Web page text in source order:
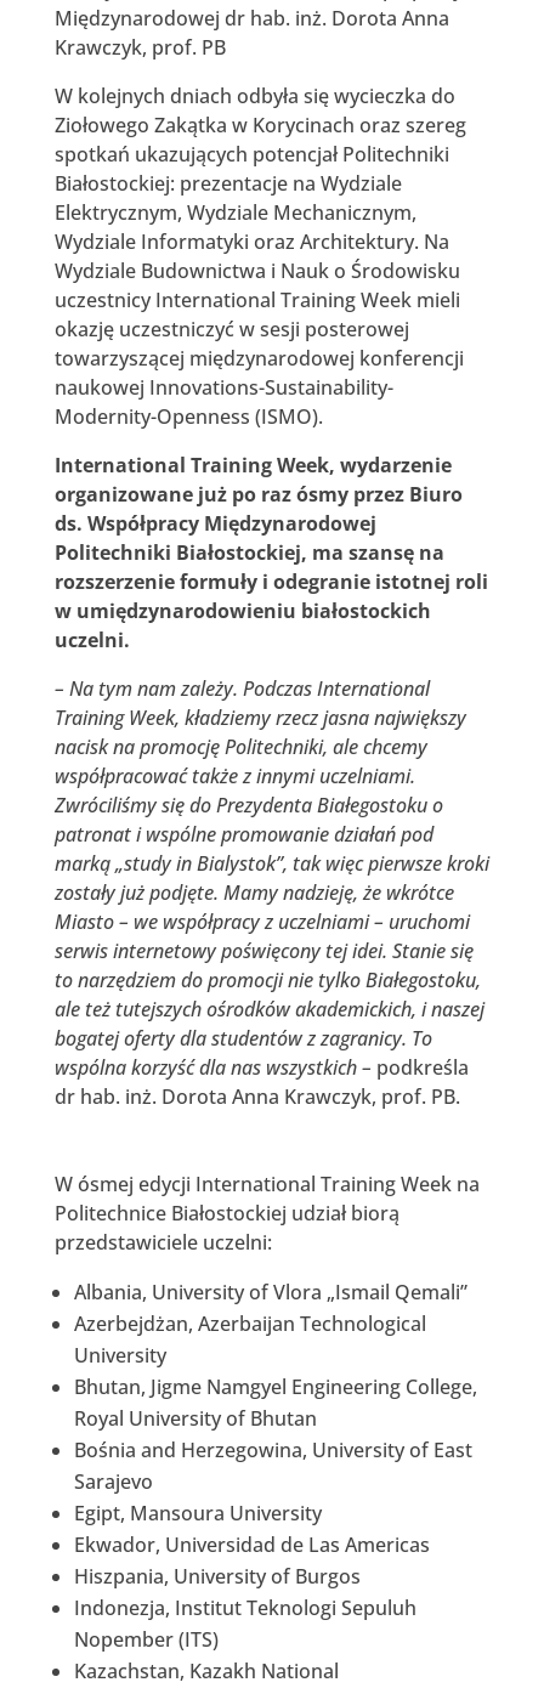
Międzynarodowej dr hab. inż. Dorota Anna
Krawczyk, prof. PB
W kolejnych dniach odbyła się wycieczka do
Ziołowego Zakątka w Korycinach oraz szereg
spotkań ukazujących potencjał Politechniki
Białostockiej: prezentacje na Wydziale
Elektrycznym, Wydziale Mechanicznym,
Wydziale Informatyki oraz Architektury. Na
Wydziale Budownictwa i Nauk o Środowisku
uczestnicy International Training Week mieli
okazję uczestniczyć w sesji posterowej
towarzyszącej międzynarodowej konferencji
naukowej Innovations-Sustainability-
Modernity-Openness (ISMO).
International Training Week, wydarzenie
organizowane już po raz ósmy przez Biuro
ds. Współpracy Międzynarodowej
Politechniki Białostockiej, ma szansę na
rozszerzenie formuły i odegranie istotnej roli
w umiędzynarodowieniu białostockich
uczelni.
– Na tym nam zależy. Podczas International
Training Week, kładziemy rzecz jasna największy
nacisk na promocję Politechniki, ale chcemy
współpracować także z innymi uczelniami.
Zwróciliśmy się do Prezydenta Białegostoku o
patronat i wspólne promowanie działań pod
marką „study in Bialystok”, tak więc pierwsze kroki
zostały już podjęte. Mamy nadzieję, że wkrótce
Miasto – we współpracy z uczelniami – uruchomi
serwis internetowy poświęcony tej idei. Stanie się
to narzędziem do promocji nie tylko Białegostoku,
ale też tutejszych ośrodków akademickich, i naszej
bogatej oferty dla studentów z zagranicy. To
wspólna korzyść dla nas wszystkich – podkreśla
dr hab. inż. Dorota Anna Krawczyk, prof. PB.
W ósmej edycji International Training Week na
Politechnice Białostockiej udział biorą
przedstawiciele uczelni:
Albania, University of Vlora „Ismail Qemali”
Azerbejdżan, Azerbaijan Technological
University
Bhutan, Jigme Namgyel Engineering College,
Royal University of Bhutan
Bośnia and Herzegowina, University of East
Sarajevo
Egipt, Mansoura University
Ekwador, Universidad de Las Americas
Hiszpania, University of Burgos
Indonezja, Institut Teknologi Sepuluh
Nopember (ITS)
Kazachstan, Kazakh National